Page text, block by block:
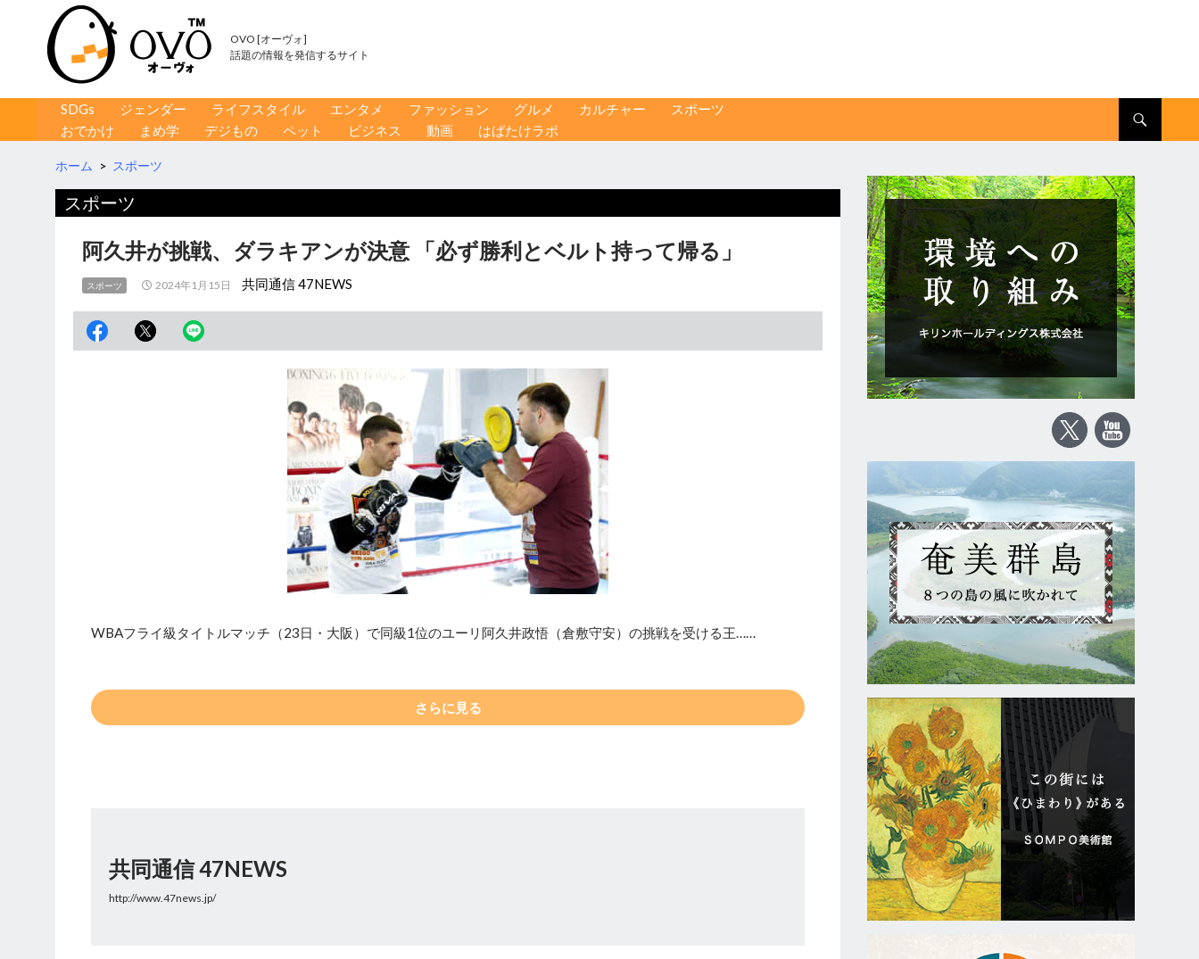
OVO [オーヴォ]
話題の情報を発信するサイト
コンテンツへ移動
SDGs ジェンダー ライフスタイル エンタメ ファッション グルメ カルチャー
スポーツ
おでかけ
まめ学 デジもの ペット ビジネス 動画 はばたけラボ
ホーム > スポーツ
スポーツ
阿久井が挑戦、ダラキアンが決意 「必ず勝利とベルト持って帰る」
スポーツ 2024年1月15日 共同通信 47NEWS
WBAフライ級タイトルマッチ（23日・大阪）で同級1位のユーリ阿久井政悟（倉敷守安）の挑戦を受ける王……
さらに見る
共同通信 47NEWS
http://www.47news.jp/